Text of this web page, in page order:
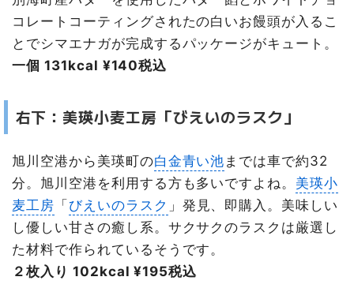
コレートコーティングされたの白いお饅頭が入るこ
とでシマエナガが完成するパッケージがキュート。
一個 131kcal ¥140税込
右下：美瑛小麦工房「びえいのラスク」
旭川空港から美瑛町の白金青い池 までは車で約32
分。旭川空港を利用する方も多いですよね。 美瑛小
麦工房 「 びえいのラスク 」発見、即購入。美味しい
し優しい甘さの癒し系。サクサクのラスクは厳選し
た材料で作られているそうです。
２枚入り 102kcal ¥195税込